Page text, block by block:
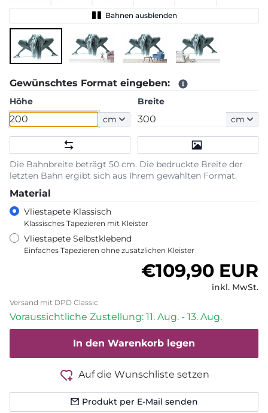
Bahnen ausblenden
Gewünschtes Format eingeben:
Höhe
cm
Breite
cm
Die Bahnbreite beträgt 50 cm. Die bedruckte Breite der
letzten Bahn ergibt sich aus Ihrem gewählten Format.
Material
Vliestapete Klassisch
Klassisches Tapezieren mit Kleister
Vliestapete Selbstklebend
Einfaches Tapezieren ohne zusätzlichen Kleister
Normaler
€109,90 EUR
inkl. MwSt.
Versand mit DPD Classic
Voraussichtliche Zustellung: 11. Aug. - 13. Aug.
In den Warenkorb legen
Auf die Wunschliste setzen
Produkt per E-Mail senden